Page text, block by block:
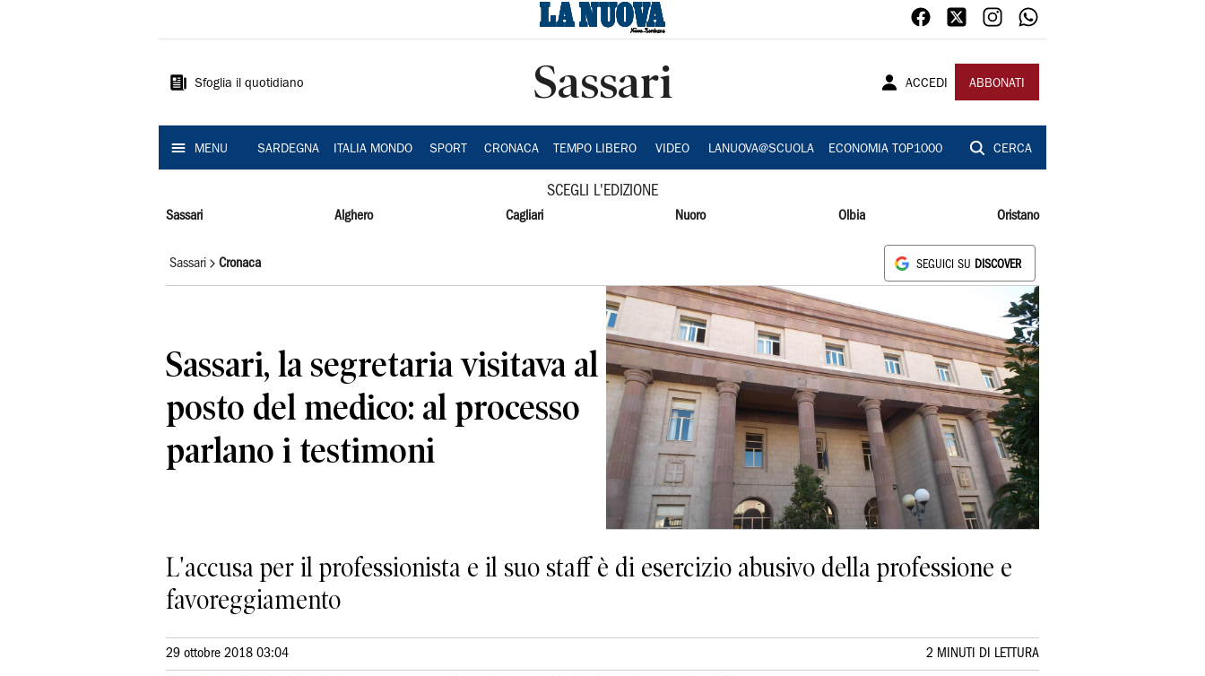
Sardegna
Sfoglia il quotidiano Sassari ACCEDI ABBONATI
MENU SARDEGNA ITALIA MONDO SPORT CRONACA TEMPO LIBERO VIDEO LANUOVA@SCUOLA ECONOMIA TOP1000 CERCA
SCEGLI L'EDIZIONE
Sassari Alghero Cagliari Nuoro Olbia Oristano
Sassari Cronaca SEGUICI SU DISCOVER
Sassari, la segretaria visitava al
posto del medico: al processo
parlano i testimoni
L'accusa per il professionista e il suo staff è di esercizio abusivo della professione e
favoreggiamento
29 ottobre 2018 03:04 2 MINUTI DI LETTURA